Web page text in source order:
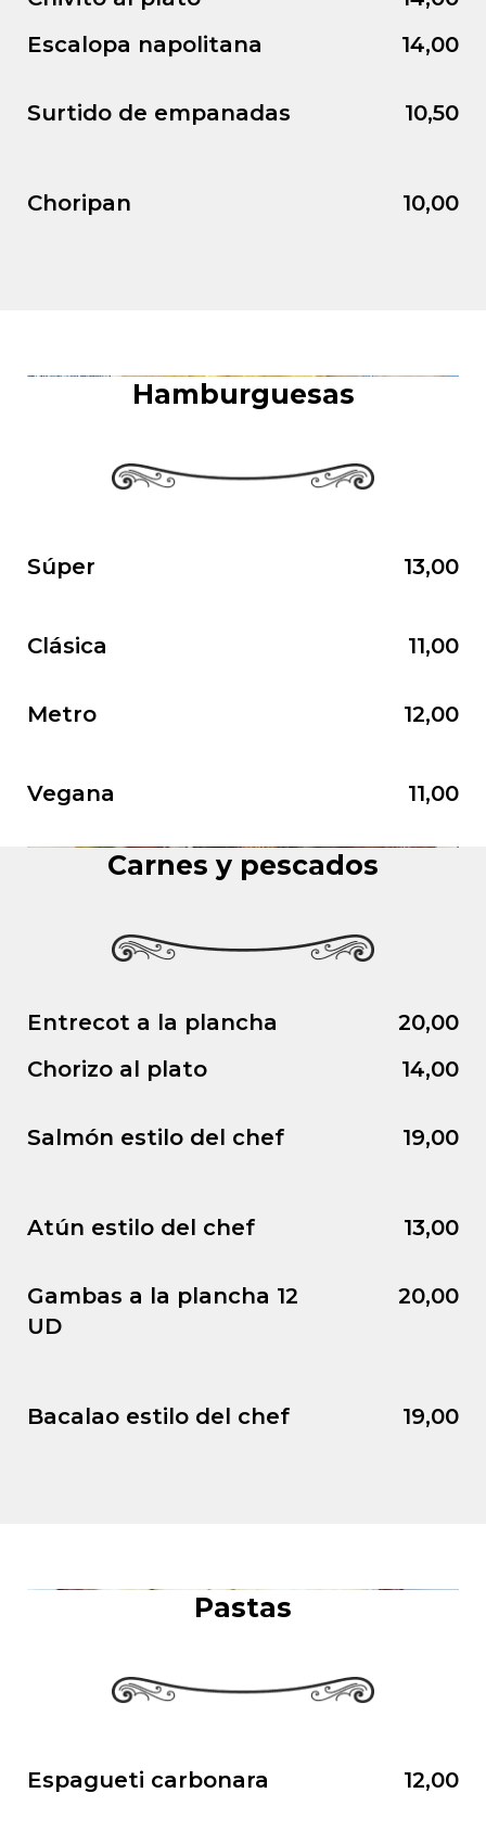
Escalopa napolitana
14,00
Surtido de empanadas 10,50
Choripan 10,00
Hamburguesas
Súper 13,00
Clásica 11,00
Metro 12,00
Vegana 11,00
Carnes y pescados
Entrecot a la plancha
20,00
Chorizo al plato
14,00
Salmón estilo del chef 19,00
Atún estilo del chef 13,00
Gambas a la plancha 12
UD
20,00
Bacalao estilo del chef 19,00
Pastas
Espagueti carbonara 12,00